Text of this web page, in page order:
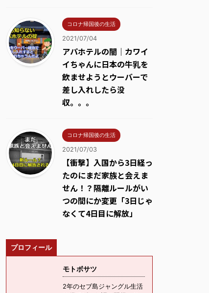
コロナ帰国後の生活
2021/07/04
アパホテルの闇｜カワイ
イちゃんに日本の牛乳を
飲ませようとウーバーで
差し入れしたら没
収。。。
コロナ帰国後の生活
2021/07/03
【衝撃】入国から3日経っ
たのにまだ家族と会えま
せん！？隔離ルールがい
つの間にか変更「3日じゃ
なくて4日目に解放」
プロフィール
モトボサツ
2年のセブ島ジャングル生活